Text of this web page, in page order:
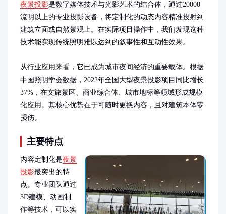
夜景投影是数字媒体技术与光影艺术的结合体，通过20000
流明以上的专业投影设备，将定制化的动态内容精准投射到
建筑立面或自然景观上。在实际项目操作中，我们发现这种
技术能实现传统照明难以达到的叙事性和互动性效果。
从行业应用来看，它已成为城市夜间经济的重要载体。根据
中国照明学会数据，2022年全国大型夜景投影项目同比增长
37%，在文旅景区、商业综合体、城市地标等领域形成规模
化应用。其核心优势在于可随时更换内容，且对建筑本体零
损伤。
主要特点
内容定制化是夜景
投影最突出的特
点。专业团队通过
3D建模、动画制
作等技术，可以实